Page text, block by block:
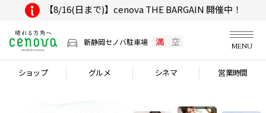
【8/16(日まで)】cenova THE BARGAIN 開催中！
新静岡セノバ駐車場 満 空 MENU
ショップ グルメ シネマ 営業時間